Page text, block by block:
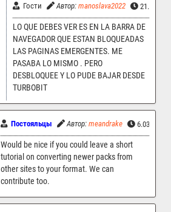
Гости Автор: manoslava2022
LO QUE DEBES VER ES EN LA BARRA DE
NAVEGADOR QUE ESTAN BLOQUEADAS
LAS PAGINAS EMERGENTES. ME
PASABA LO MISMO . PERO
DESBLOQUEE Y LO PUDE BAJAR DESDE
TURBOBIT
Постояльцы Автор: meandrake 6.03.2022
Would be nice if you could leave a short
tutorial on converting newer packs from
other sites to your format. We can
contribute too.